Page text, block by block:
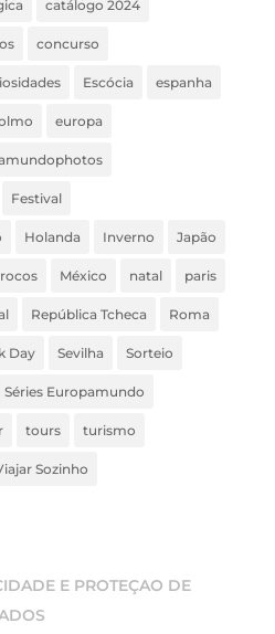
catálogo 2024
concurso
Escócia espanha
europa
Festival
Holanda Inverno Japão
México natal paris
República Tcheca Roma
Day Sevilha Sorteio
Séries Europamundo
tours turismo
Sozinho
E PROTEÇAO DE